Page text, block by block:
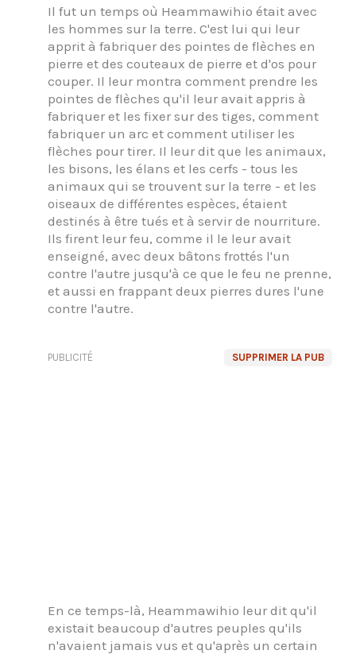
Il fut un temps où Heammawihio était avec
les hommes sur la terre. C'est lui qui leur
apprit à fabriquer des pointes de flèches en
pierre et des couteaux de pierre et d'os pour
couper. Il leur montra comment prendre les
pointes de flèches qu'il leur avait appris à
fabriquer et les fixer sur des tiges, comment
fabriquer un arc et comment utiliser les
flèches pour tirer. Il leur dit que les animaux,
les bisons, les élans et les cerfs - tous les
animaux qui se trouvent sur la terre - et les
oiseaux de différentes espèces, étaient
destinés à être tués et à servir de nourriture.
Ils firent leur feu, comme il le leur avait
enseigné, avec deux bâtons frottés l'un
contre l'autre jusqu'à ce que le feu ne prenne,
et aussi en frappant deux pierres dures l'une
contre l'autre.
SUPPRIMER LA PUB
PUBLICITÉ
En ce temps-là, Heammawihio leur dit qu'il
existait beaucoup d'autres peuples qu'ils
n'avaient jamais vus et qu'après un certain